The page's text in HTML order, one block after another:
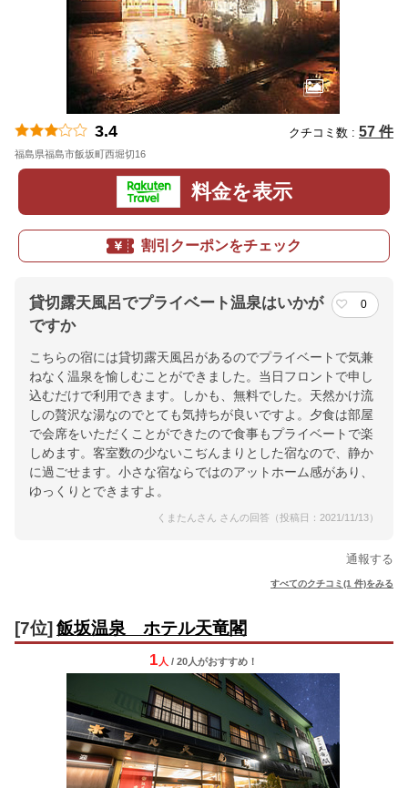
3.4 クチコミ数 : 57 件
福島県福島市飯坂町西堀切16
料金を表示
割引クーポンをチェック
貸切露天風呂でプライベート温泉はいかが
ですか
0
こちらの宿には貸切露天風呂があるのでプライベートで気兼
ねなく温泉を愉しむことができました。当日フロントで申し
込むだけで利用できます。しかも、無料でした。天然かけ流
しの贅沢な湯なのでとても気持ちが良いですよ。夕食は部屋
で会席をいただくことができたので食事もプライベートで楽
しめます。客室数の少ないこぢんまりとした宿なので、静か
に過ごせます。小さな宿ならではのアットホーム感があり、
ゆっくりとできますよ。
くまたんさん さんの回答（投稿日：2021/11/13）
通報する
すべてのクチコミ(1 件)をみる
[7位] 飯坂温泉 ホテル天竜閣
1 人 / 20人がおすすめ！